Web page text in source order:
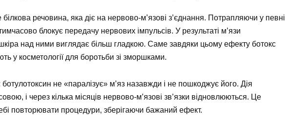
речовина, яка діє на нервово-м’язові з’єднання. Потрапляючи у певні
тимчасово блокує передачу нервових імпульсів. У результаті м’язи
над ними виглядає більш гладкою. Саме завдяки цьому ефекту ботокс
у косметології для боротьби зі зморшками.
ботулотоксин не «паралізує» м’яз назавжди і не пошкоджує його. Дія
і через кілька місяців нервово-м’язові зв’язки відновлюються. Це
повторювати процедури, зберігаючи бажаний ефект.